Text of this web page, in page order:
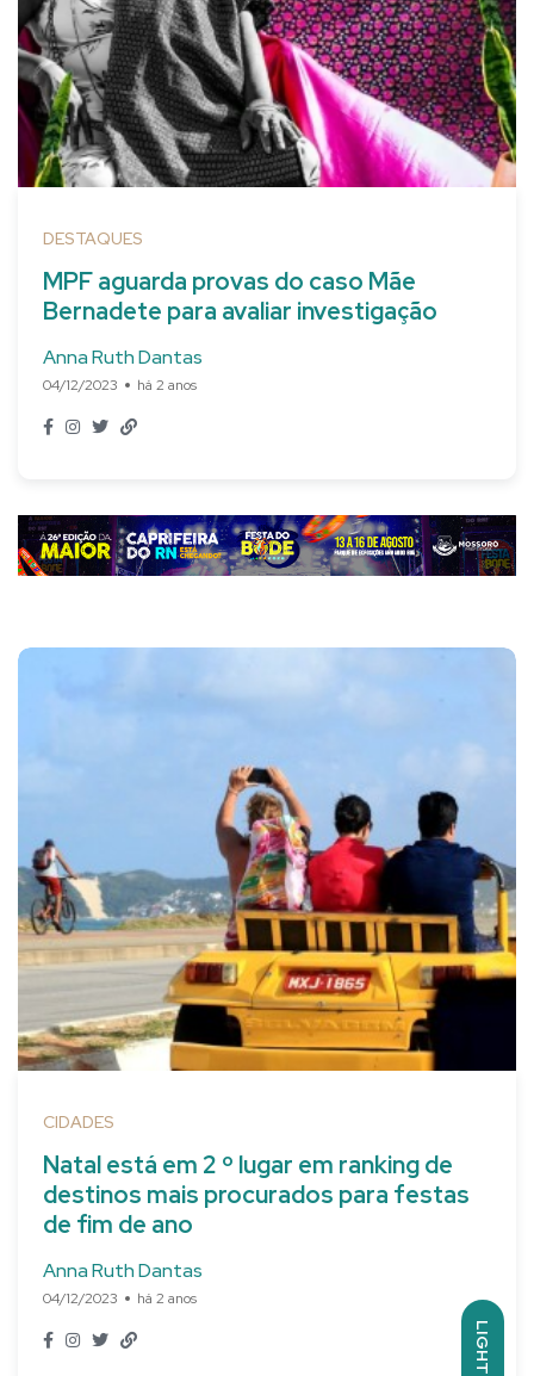
LIGHT
DESTAQUES
MPF aguarda provas do caso Mãe
Bernadete para avaliar investigação
Anna Ruth Dantas
04/12/2023 há 2 anos
CIDADES
Natal está em 2 º lugar em ranking de
destinos mais procurados para festas
de fim de ano
Anna Ruth Dantas
04/12/2023 há 2 anos